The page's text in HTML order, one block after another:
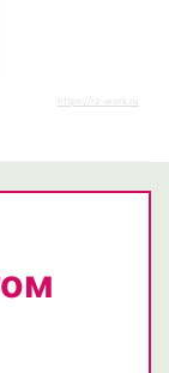
https://rz-work.ru